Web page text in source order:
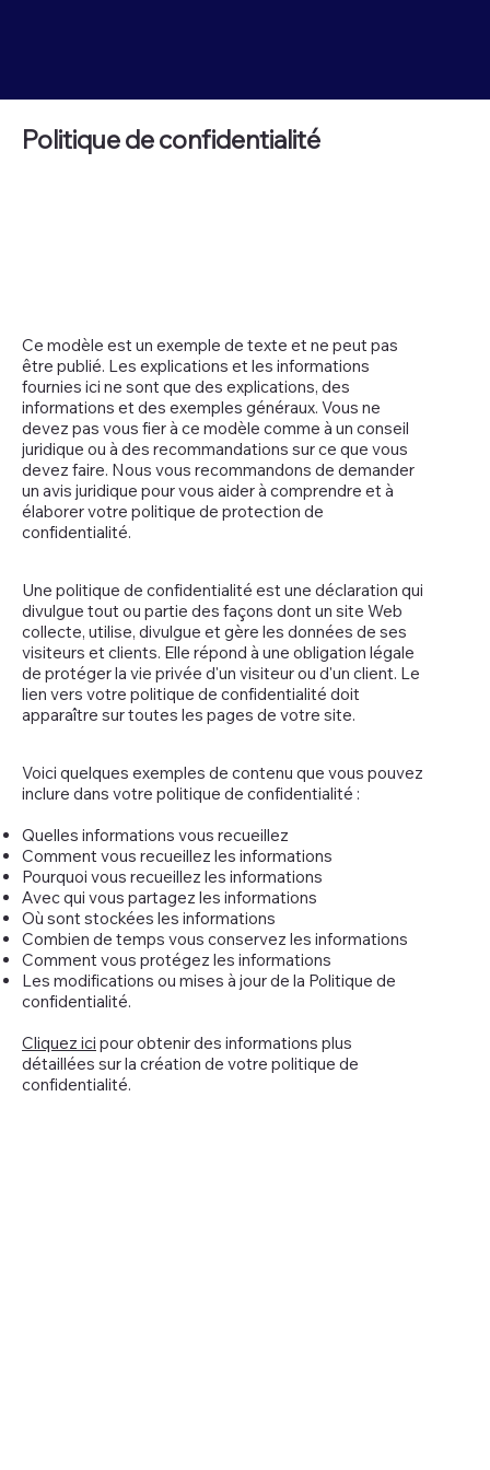
Politique de confidentialité
Ce modèle est un exemple de texte et ne peut pas
être publié. Les explications et les informations
fournies ici ne sont que des explications, des
informations et des exemples généraux. Vous ne
devez pas vous fier à ce modèle comme à un conseil
juridique ou à des recommandations sur ce que vous
devez faire. Nous vous recommandons de demander
un avis juridique pour vous aider à comprendre et à
élaborer votre politique de protection de
confidentialité.
Une politique de confidentialité est une déclaration qui
divulgue tout ou partie des façons dont un site Web
collecte, utilise, divulgue et gère les données de ses
visiteurs et clients. Elle répond à une obligation légale
de protéger la vie privée d'un visiteur ou d'un client. Le
lien vers votre politique de confidentialité doit
apparaître sur toutes les pages de votre site.
Voici quelques exemples de contenu que vous pouvez
inclure dans votre politique de confidentialité :
Quelles informations vous recueillez
Comment vous recueillez les informations
Pourquoi vous recueillez les informations
Avec qui vous partagez les informations
Où sont stockées les informations
Combien de temps vous conservez les informations
Comment vous protégez les informations
Les modifications ou mises à jour de la Politique de
confidentialité.
Cliquez ici pour obtenir des informations plus
détaillées sur la création de votre politique de
confidentialité.